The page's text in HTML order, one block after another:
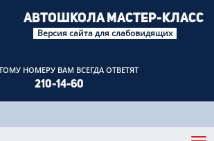
АВТОШКОЛАМАСТЕР-КЛАСС
Версия сайта для слабовидящих
НОМЕРУ ВАМ ВСЕГДА ОТВЕТЯТ
210-14-60